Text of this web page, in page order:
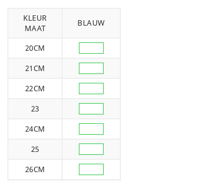
KLEUR
MAAT
BLAUW
20CM
21CM
22CM
23
24CM
25
26CM